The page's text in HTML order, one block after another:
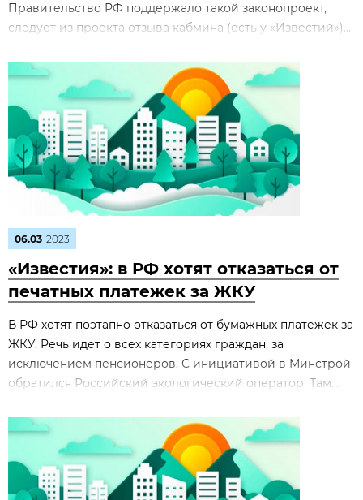
Правительство РФ поддержало такой законопроект,
следует из проекта отзыва кабмина (есть у «Известий»)...
06.03 2023
«Известия»: в РФ хотят отказаться от
печатных платежек за ЖКУ
В РФ хотят поэтапно отказаться от бумажных платежек за
ЖКУ. Речь идет о всех категориях граждан, за
исключением пенсионеров. С инициативой в Минстрой
обратился Российский экологический оператор. Там...